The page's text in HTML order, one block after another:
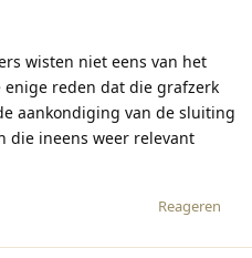
wisten niet eens van het
enige reden dat die grafzerk
aankondiging van de sluiting
die ineens weer relevant
Reageren